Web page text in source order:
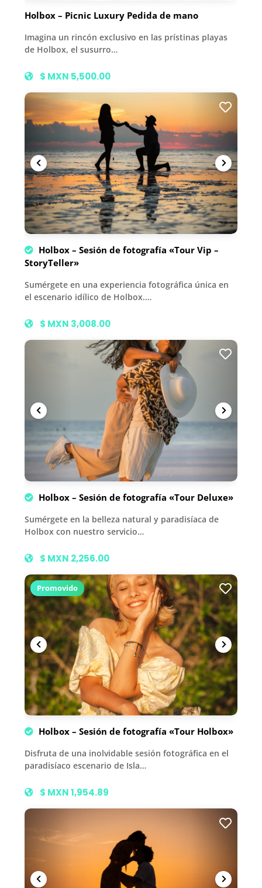
Holbox – Picnic Luxury Pedida de mano
Imagina un rincón exclusivo en las prístinas playas
de Holbox, el susurro…
$ MXN 5,500.00
Holbox – Sesión de fotografía «Tour Vip –
StoryTeller»
Sumérgete en una experiencia fotográfica única en
el escenario idílico de Holbox.…
$ MXN 3,008.00
Holbox – Sesión de fotografía «Tour Deluxe»
Sumérgete en la belleza natural y paradisíaca de
Holbox con nuestro servicio…
$ MXN 2,256.00
Promovido
Holbox – Sesión de fotografía «Tour Holbox»
Disfruta de una inolvidable sesión fotográfica en el
paradisíaco escenario de Isla…
$ MXN 1,954.89